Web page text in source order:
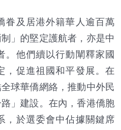
及居港外籍華人逾百萬
」的堅定護航者，亦是中
。他們續以行動闡釋家國
，促進祖國和平發展。在
球華僑網絡，推動中外民
」建設。在內，香港僑胞
，於選委會中佔據關鍵席